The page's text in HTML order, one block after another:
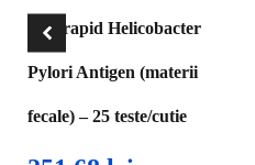
Test rapid Helicobacter
Pylori Antigen (materii
fecale) – 25 teste/cutie